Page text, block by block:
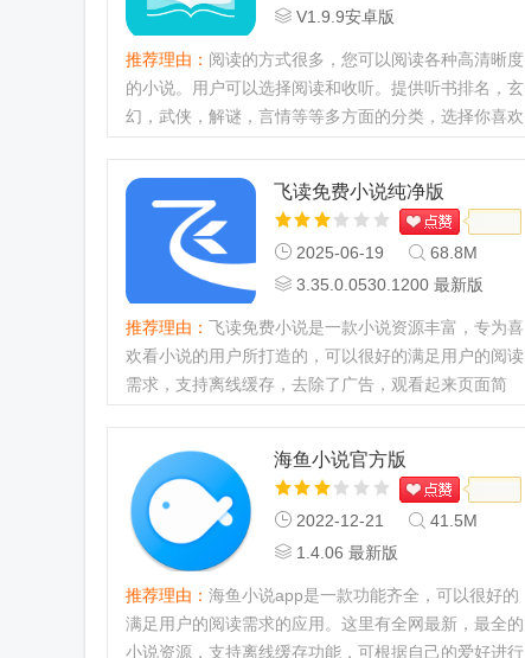
V1.9.9安卓版
推荐理由： 阅读的方式很多，您可以阅读各种高清晰度
的小说。用户可以选择阅读和收听。提供听书排名，玄
幻，武侠，解谜，言情等等多方面的分类，选择你喜欢
飞读免费小说纯净版
2025-06-19
68.8M
3.35.0.0530.1200 最新版
推荐理由： 飞读免费小说是一款小说资源丰富，专为喜
欢看小说的用户所打造的，可以很好的满足用户的阅读
需求，支持离线缓存，去除了广告，观看起来页面简
海鱼小说官方版
2022-12-21
41.5M
1.4.06 最新版
推荐理由： 海鱼小说app是一款功能齐全，可以很好的
满足用户的阅读需求的应用。这里有全网最新，最全的
小说资源，支持离线缓存功能，可根据自己的爱好进行